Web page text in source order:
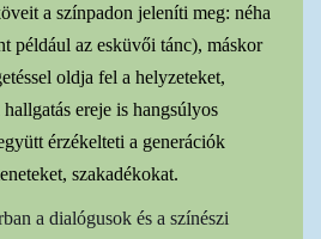
a színpadon jeleníti meg: néha
például az esküvői tánc), máskor
oldja fel a helyzeteket,
ereje is hangsúlyos
érzékelteti a generációk
szakadékokat.
a dialógusok és a színészi